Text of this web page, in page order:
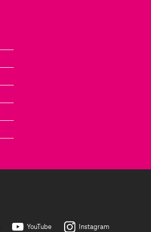
YouTube Instagram